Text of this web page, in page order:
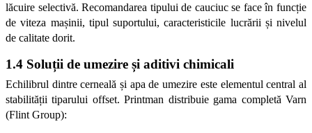
lăcuire selectivă. Recomandarea tipului de cauciuc se face în funcție
de viteza mașinii, tipul suportului, caracteristicile lucrării și nivelul
de calitate dorit.
1.4 Soluții de umezire și aditivi chimicali
Echilibrul dintre cerneală și apa de umezire este elementul central al
stabilității tiparului offset. Printman distribuie gama completă Varn
(Flint Group):